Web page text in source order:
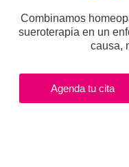
Combinamos
sueroterapia en un
causa,
Agenda tu cita